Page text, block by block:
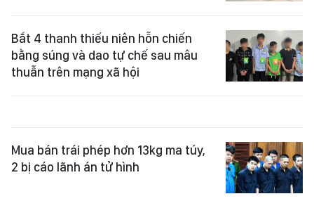
Bắt 4 thanh thiếu niên hỗn chiến
bằng súng và dao tự chế sau mâu
thuẫn trên mạng xã hội
Mua bán trái phép hơn 13kg ma túy,
2 bị cáo lãnh án tử hình